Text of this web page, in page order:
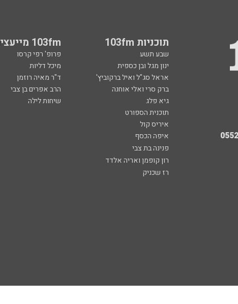
תוכניות 103fm 103fm מייעצים
שבע תשע פרופ' רפי קרסו
ינון מגל ובן כספית
מיכל דליות
אראל סג"ל ואיל ברקוביץ'
ד"ר מאיה רוזמן
ברק סרי ואלי אוחנה
הרב אפרים בן צבי
גיא פלג
שיחות לילה
תוכנית הספורט
איריס קול
איפה הכסף
פנינה בת צבי
רון קופמן ואריה אלדד
רז שכניק